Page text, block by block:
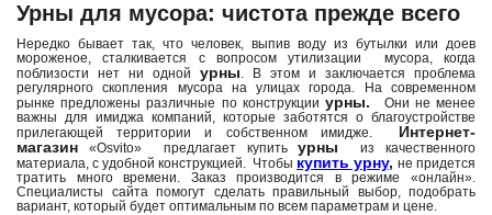
Урны для мусора: чистота прежде всего
Нередко бывает так, что человек, выпив воду из бутылки или доев
мороженое, сталкивается с вопросом утилизации мусора, когда
поблизости нет ни одной урны. В этом и заключается проблема
регулярного скопления мусора на улицах города. На современном
рынке предложены различные по конструкцииурны.
Они не менее
важны для имиджа компаний, которые заботятся о благоустройстве
прилегающей территории и собственном имидже. Интернет-
магазин «Osvito» предлагает купитьурны из качественного
материала, с удобной конструкцией. Чтобы купить урну, не придется
тратить много времени. Заказ производится в режиме «онлайн».
Специалисты сайта помогут сделать правильный выбор, подобрать
вариант, который будет оптимальным по всем параметрам и цене.